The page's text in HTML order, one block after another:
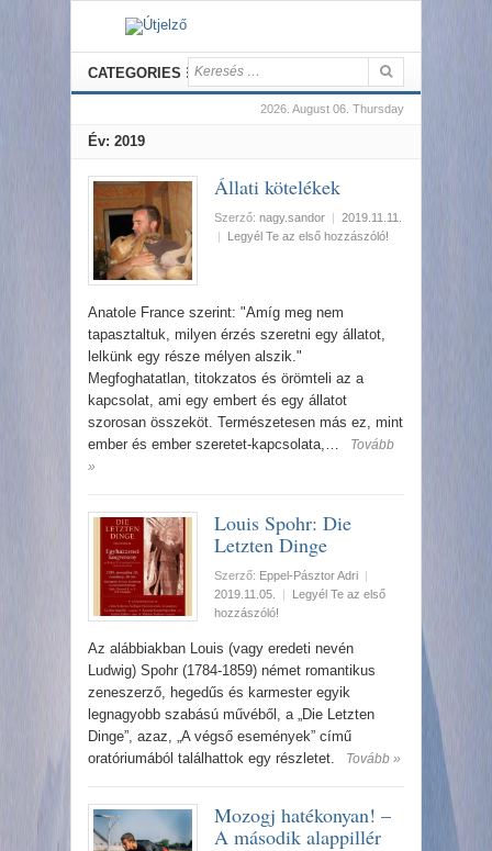
CATEGORIES
2026. August 06. Thursday
Év: 2019
Állati kötelékek
Szerző: nagy.sandor | 2019.11.11.
|
Legyél Te az első hozzászóló!
Anatole France szerint: "Amíg meg nem
tapasztaltuk, milyen érzés szeretni egy állatot,
lelkünk egy része mélyen alszik."
Megfoghatatlan, titokzatos és örömteli az a
kapcsolat, ami egy embert és egy állatot
szorosan összeköt. Természetesen más ez, mint
ember és ember szeretet-kapcsolata,…
Tovább
»
Louis Spohr: Die
Letzten Dinge
Szerző: Eppel-Pásztor Adri |
2019.11.05.
|
Legyél Te az első
hozzászóló!
Az alábbiakban Louis (vagy eredeti nevén
Ludwig) Spohr (1784-1859) német romantikus
zeneszerző, hegedűs és karmester egyik
legnagyobb szabású művéből, a „Die Letzten
Dinge”, azaz, „A végső események” című
oratóriumából találhattok egy részletet.
Tovább »
Mozogj hatékonyan! –
A második alappillér